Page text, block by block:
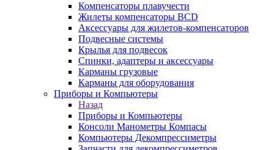
Компенсаторы плавучести
Жилеты компенсаторы BCD
Аксессуары для жилетов-компенсаторов
Подвесные системы
Крылья для подвесок
Спинки, адаптеры и аксессуары
Карманы грузовые
Карманы для оборудования
Приборы и Компьютеры
Назад
Приборы и Компьютеры
Консоли Манометры Компасы
Компьютеры Декомпрессиметры